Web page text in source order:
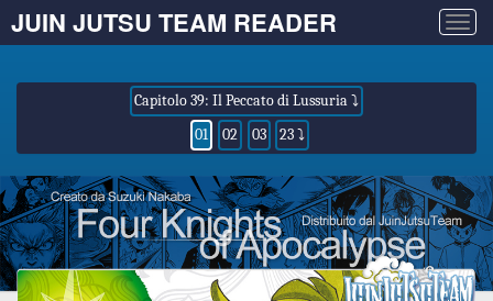
JUIN JUTSU TEAM READER
Capitolo 39: Il Peccato di Lussuria ⤵
01
02 03 23 ⤵